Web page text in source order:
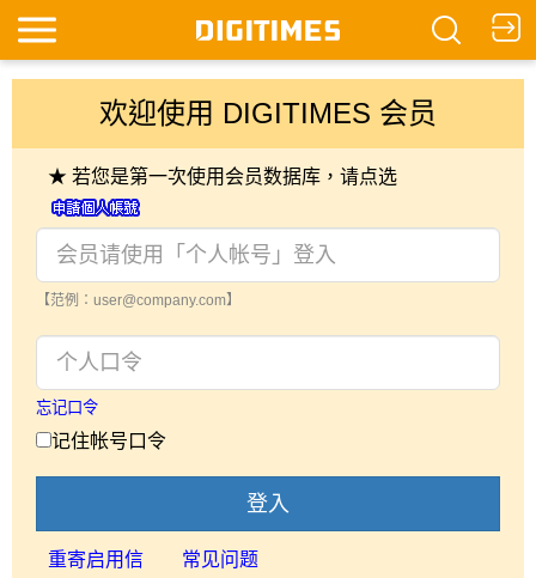
欢迎使用 DIGITIMES 会员
★ 若您是第一次使用会员数据库，请点选
【范例：user@company.com】
忘记口令
记住帐号口令
登入
重寄启用信 常见问题